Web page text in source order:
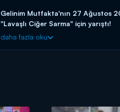
Gelinim Mutfakta'nın 27 Ağustos
"Lavaşlı Ciğer Sarma" için yarıştı!
Başladığı tarihten itibaren hafta
Gelinim Mutfakta, yeni
daha fazla oku